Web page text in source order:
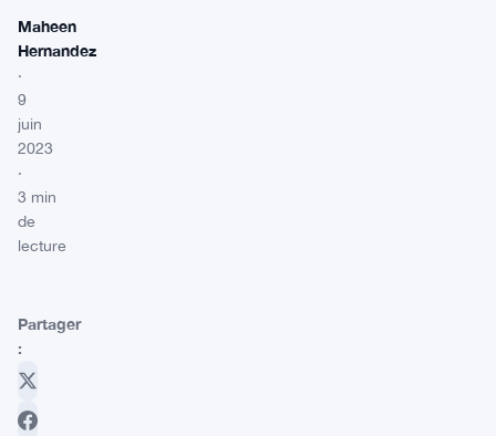
Maheen
Hernandez
·
9
juin
2023
·
3 min
de
lecture
Partager
: